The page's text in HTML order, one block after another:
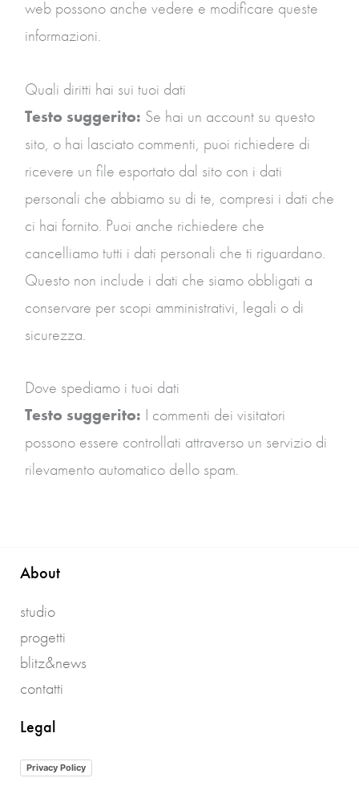
web possono anche vedere e modificare queste
informazioni.
Quali diritti hai sui tuoi dati
Testo suggerito: Se hai un account su questo
sito, o hai lasciato commenti, puoi richiedere di
ricevere un file esportato dal sito con i dati
personali che abbiamo su di te, compresi i dati che
ci hai fornito. Puoi anche richiedere che
cancelliamo tutti i dati personali che ti riguardano.
Questo non include i dati che siamo obbligati a
conservare per scopi amministrativi, legali o di
sicurezza.
Dove spediamo i tuoi dati
Testo suggerito: I commenti dei visitatori
possono essere controllati attraverso un servizio di
rilevamento automatico dello spam.
About
studio
progetti
blitz&news
contatti
Legal
Privacy Policy